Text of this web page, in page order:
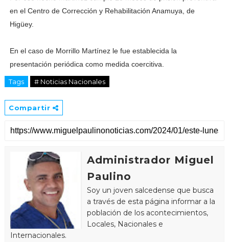
en el Centro de Corrección y Rehabilitación Anamuya, de
Higüey.
En el caso de Morrillo Martínez le fue establecida la
presentación periódica como medida coercitiva.
Tags # Noticias Nacionales
Compartir
Administrador Miguel
Paulino
Soy un joven salcedense que busca
a través de esta página informar a la
población de los acontecimientos,
Locales, Nacionales e
Internacionales.